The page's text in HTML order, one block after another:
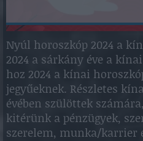
Nyúl horoszkóp 2024 a
2024 a sárkány éve a
hoz 2024 a kínai
jegyűeknek. Részletes
évében szülöttek
kitérünk a pénzügyek,
szerelem, munka/karrier